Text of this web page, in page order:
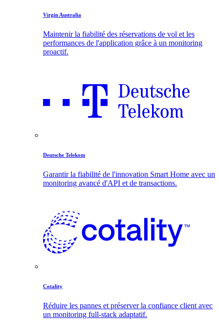
Virgin Australia
Maintenir la fiabilité des réservations de vol et les
performances de l'application grâce à un monitoring
proactif.
Deutsche Telekom
Garantir la fiabilité de l'innovation Smart Home avec un
monitoring avancé d'API et de transactions.
Cotality
Réduire les pannes et préserver la confiance client avec
un monitoring full-stack adaptatif.